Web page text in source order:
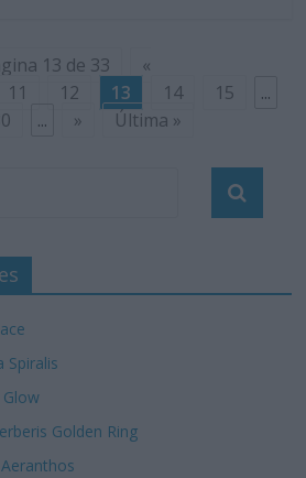
13 de 33
«
11 12 13 14 15
...
... » Última »
Spiralis
Golden Ring